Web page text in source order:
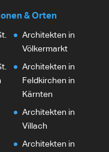
& Orten
Architekten in
Völkermarkt
Architekten in
Feldkirchen in
Kärnten
Architekten in
Villach
Architekten in